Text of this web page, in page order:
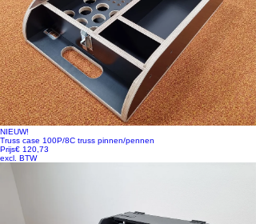
NIEUW!
Truss case 100P/8C truss pinnen/pennen
Prijs€ 120,73
excl. BTW